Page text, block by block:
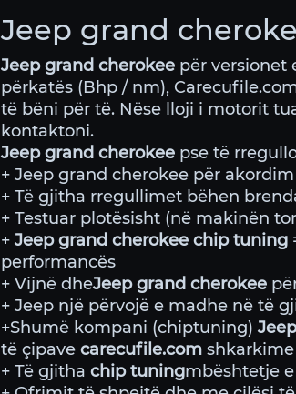
Jeep grand
Jeep grand cherokee për versionet
përkatës (Bhp / nm),
të bëni për të. Nëse lloji i motorit
kontaktoni.
Jeep grand cherokee pse të
+ Jeep grand cherokee për
+ Të gjitha rregullimet bëhen
+ Testuar plotësisht (në makinën
+ Jeep grand cherokee chip tuning
performancës
+ Vijnë dheJeep grand cherokee
+ Jeep një përvojë e madhe në të
+Shumë kompani (chiptuning) Jeep
të çipave carecufile.com
+ Të gjitha chip tuningmbështetje